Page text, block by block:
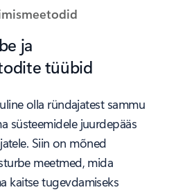
ja
tüübid
olla ründajatest sammu
süsteemidele juurdepääs
Siin on mõned
meetmed, mida
kaitse tugevdamiseks